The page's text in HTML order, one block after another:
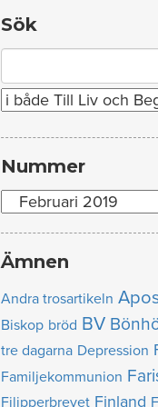
Sök
for:
Nummer
Nummer
Ämnen
Andra trosartikeln
Biskop bröd BV
tre dagarna Depression
Familjekommunion
Filipperbrevet Finland